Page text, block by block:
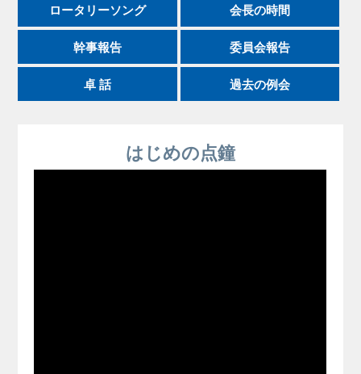
ロータリーソング 会長の時間
幹事報告 委員会報告
卓 話 過去の例会
はじめの点鐘